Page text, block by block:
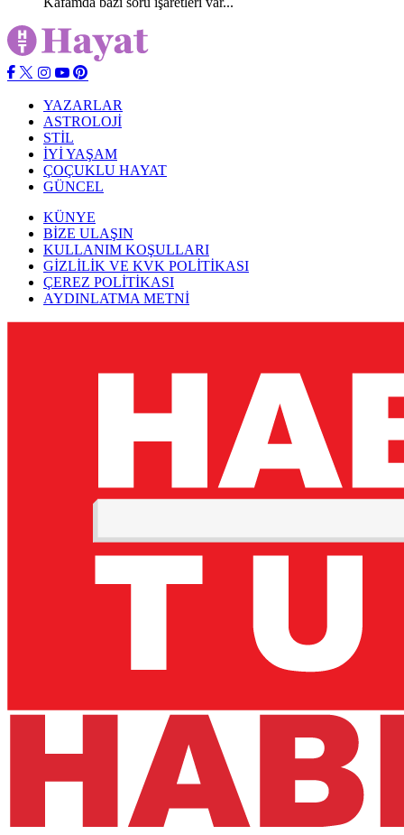
YAZARLAR
ASTROLOJİ
STİL
İYİ YAŞAM
ÇOÇUKLU HAYAT
GÜNCEL
KÜNYE
BİZE ULAŞIN
KULLANIM KOŞULLARI
GİZLİLİK VE KVK POLİTİKASI
ÇEREZ POLİTİKASI
AYDINLATMA METNİ